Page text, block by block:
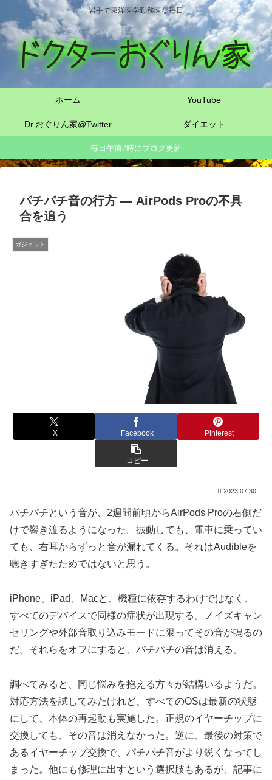
岩手で東洋医学勤務医な毎日
ホーム YouTube
Dr.おぐりん家@Twitter ダイエット
毎日午前7時にブログ更新
パチパチ音の行方 ― AirPods Proの不具
合を追う
ガジェット
X Facebook Pinterest
コピー
2023.07.30
パチパチという音が、2週間前頃からAirPods Proの右側だ
けで響き渡るようになった。振動しても、電車に乗ってい
ても、右耳からずっと音が漏れてくる。それはAudibleを
聴きすぎたためではないと思う。
iPhone、iPad、Macと、機種に依存するわけではなく、
すべてのデバイスで同様の症状が出現する。ノイズキャン
セリングや外部音取り込みモードに限ってその音が鳴るの
だ。それらをオフにすると、パチパチの音は消える。
調べてみると、同じ悩みを抱える方々が結構いるようだ。
対応方法を試してみたけれど、すべてのOSは最新の状態
にして、本体の再起動も実施した。正規のイヤーチップに
交換しても、その音は消えなかった。逆に、最後の対策で
あるイヤーチップ交換で、パチパチ音がより鋭くなってし
まった。他にも修理に出すという選択肢もあるが、記事に